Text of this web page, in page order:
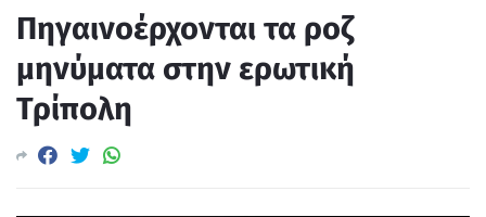
Πηγαινοέρχονται τα ροζ
μηνύματα στην ερωτική
Τρίπολη